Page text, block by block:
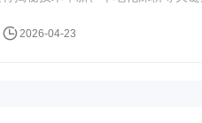
2026-04-23